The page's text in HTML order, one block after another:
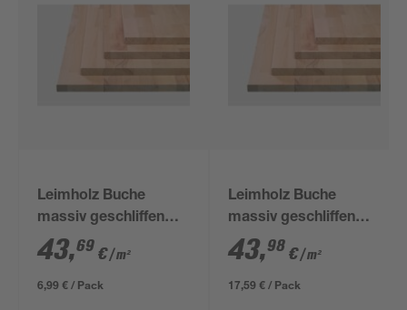
Leimholz Buche
massiv geschliffen
800 x 200 x 18 mm
43,69 €/ m²
6,99 € / Pack
Leimholz Buche
massiv geschliffen
800 x 500 x 18 mm
43,98 €/ m²
17,59 € / Pack